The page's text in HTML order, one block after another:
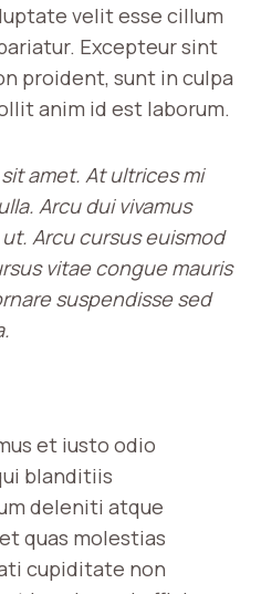
velit esse cillum
Excepteur sint
proident, sunt in culpa
anim id est laborum.
amet. At ultrices mi
Arcu dui vivamus
Arcu cursus euismod
vitae congue mauris
suspendisse sed
et iusto odio
blanditiis
deleniti atque
quas molestias
cupiditate non